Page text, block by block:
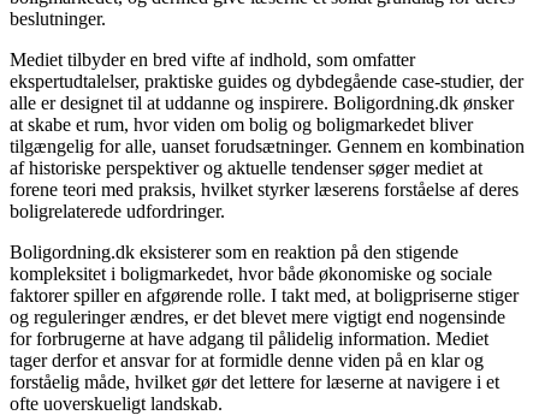
beslutninger.
Mediet tilbyder en bred vifte af indhold, som omfatter
ekspertudtalelser, praktiske guides og dybdegående case-studier, der
alle er designet til at uddanne og inspirere. Boligordning.dk ønsker
at skabe et rum, hvor viden om bolig og boligmarkedet bliver
tilgængelig for alle, uanset forudsætninger. Gennem en kombination
af historiske perspektiver og aktuelle tendenser søger mediet at
forene teori med praksis, hvilket styrker læserens forståelse af deres
boligrelaterede udfordringer.
Boligordning.dk eksisterer som en reaktion på den stigende
kompleksitet i boligmarkedet, hvor både økonomiske og sociale
faktorer spiller en afgørende rolle. I takt med, at boligpriserne stiger
og reguleringer ændres, er det blevet mere vigtigt end nogensinde
for forbrugerne at have adgang til pålidelig information. Mediet
tager derfor et ansvar for at formidle denne viden på en klar og
forståelig måde, hvilket gør det lettere for læserne at navigere i et
ofte uoverskueligt landskab.